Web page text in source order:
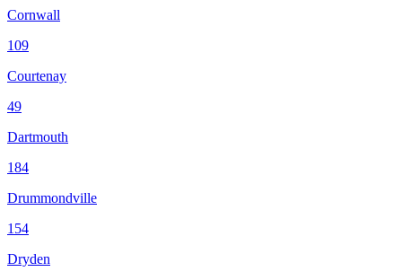
Cornwall
109
Courtenay
49
Dartmouth
184
Drummondville
154
Dryden